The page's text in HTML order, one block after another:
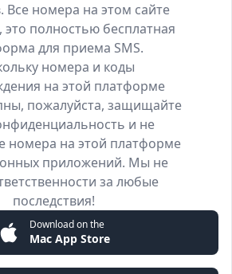
Все номера на этом сайте
это полностью бесплатная
для приема SMS.
номера и коды
на этой платформе
пожалуйста, защищайте
и не
номера на этой платформе
приложений. Мы не
за любые
последствия!
Download on the
Mac App Store